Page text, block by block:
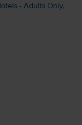
- Adults Only,